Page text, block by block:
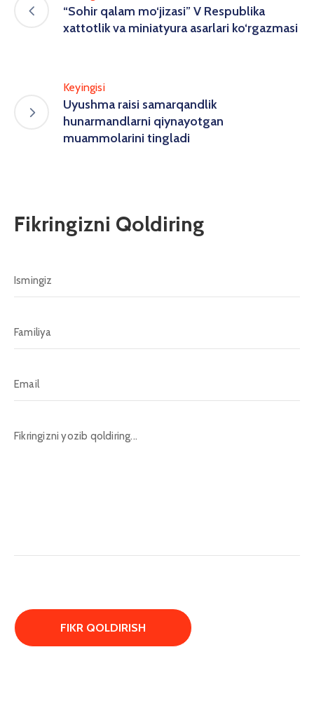
“Sohir qalam mo‘jizasi” V Respublika
xattotlik va miniatyura asarlari ko‘rgazmasi
Keyingisi
Uyushma raisi samarqandlik
hunarmandlarni qiynayotgan
muammolarini tingladi
Fikringizni Qoldiring